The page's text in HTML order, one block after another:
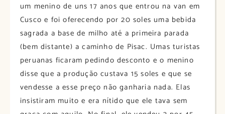
um menino de uns 17 anos que entrou na van em
Cusco e foi oferecendo por 20 soles uma bebida
sagrada a base de milho até a primeira parada
(bem distante) a caminho de Pisac. Umas turistas
peruanas ficaram pedindo desconto e o menino
disse que a produção custava 15 soles e que se
vendesse a esse preço não ganharia nada. Elas
insistiram muito e era nítido que ele tava sem